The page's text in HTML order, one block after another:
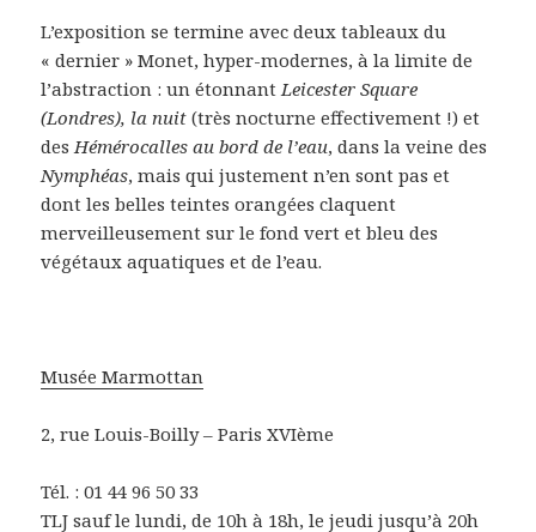
L’exposition se termine avec deux tableaux du
« dernier » Monet, hyper-modernes, à la limite de
l’abstraction : un étonnantLeicester Square
(Londres), la nuit (très nocturne effectivement !) et
desHémérocalles au bord de l’eau, dans la veine des
Nymphéas, mais qui justement n’en sont pas et
dont les belles teintes orangées claquent
merveilleusement sur le fond vert et bleu des
végétaux aquatiques et de l’eau.
Musée Marmottan
2, rue Louis-Boilly – Paris XVIème
Tél. : 01 44 96 50 33
TLJ sauf le lundi, de 10h à 18h, le jeudi jusqu’à 20h